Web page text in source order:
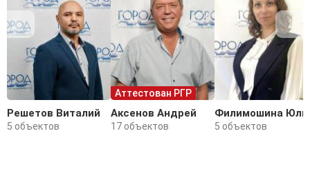
Решетов Виталий
5 объектов
Аттестован РГР
Аксенов Андрей
17 объектов
Филимошина
5 объектов